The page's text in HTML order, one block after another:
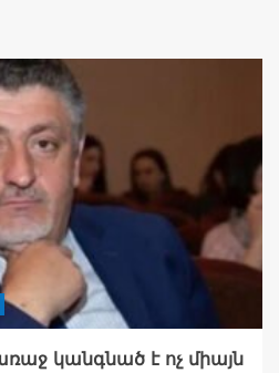
կանգնած է ոչ միայն